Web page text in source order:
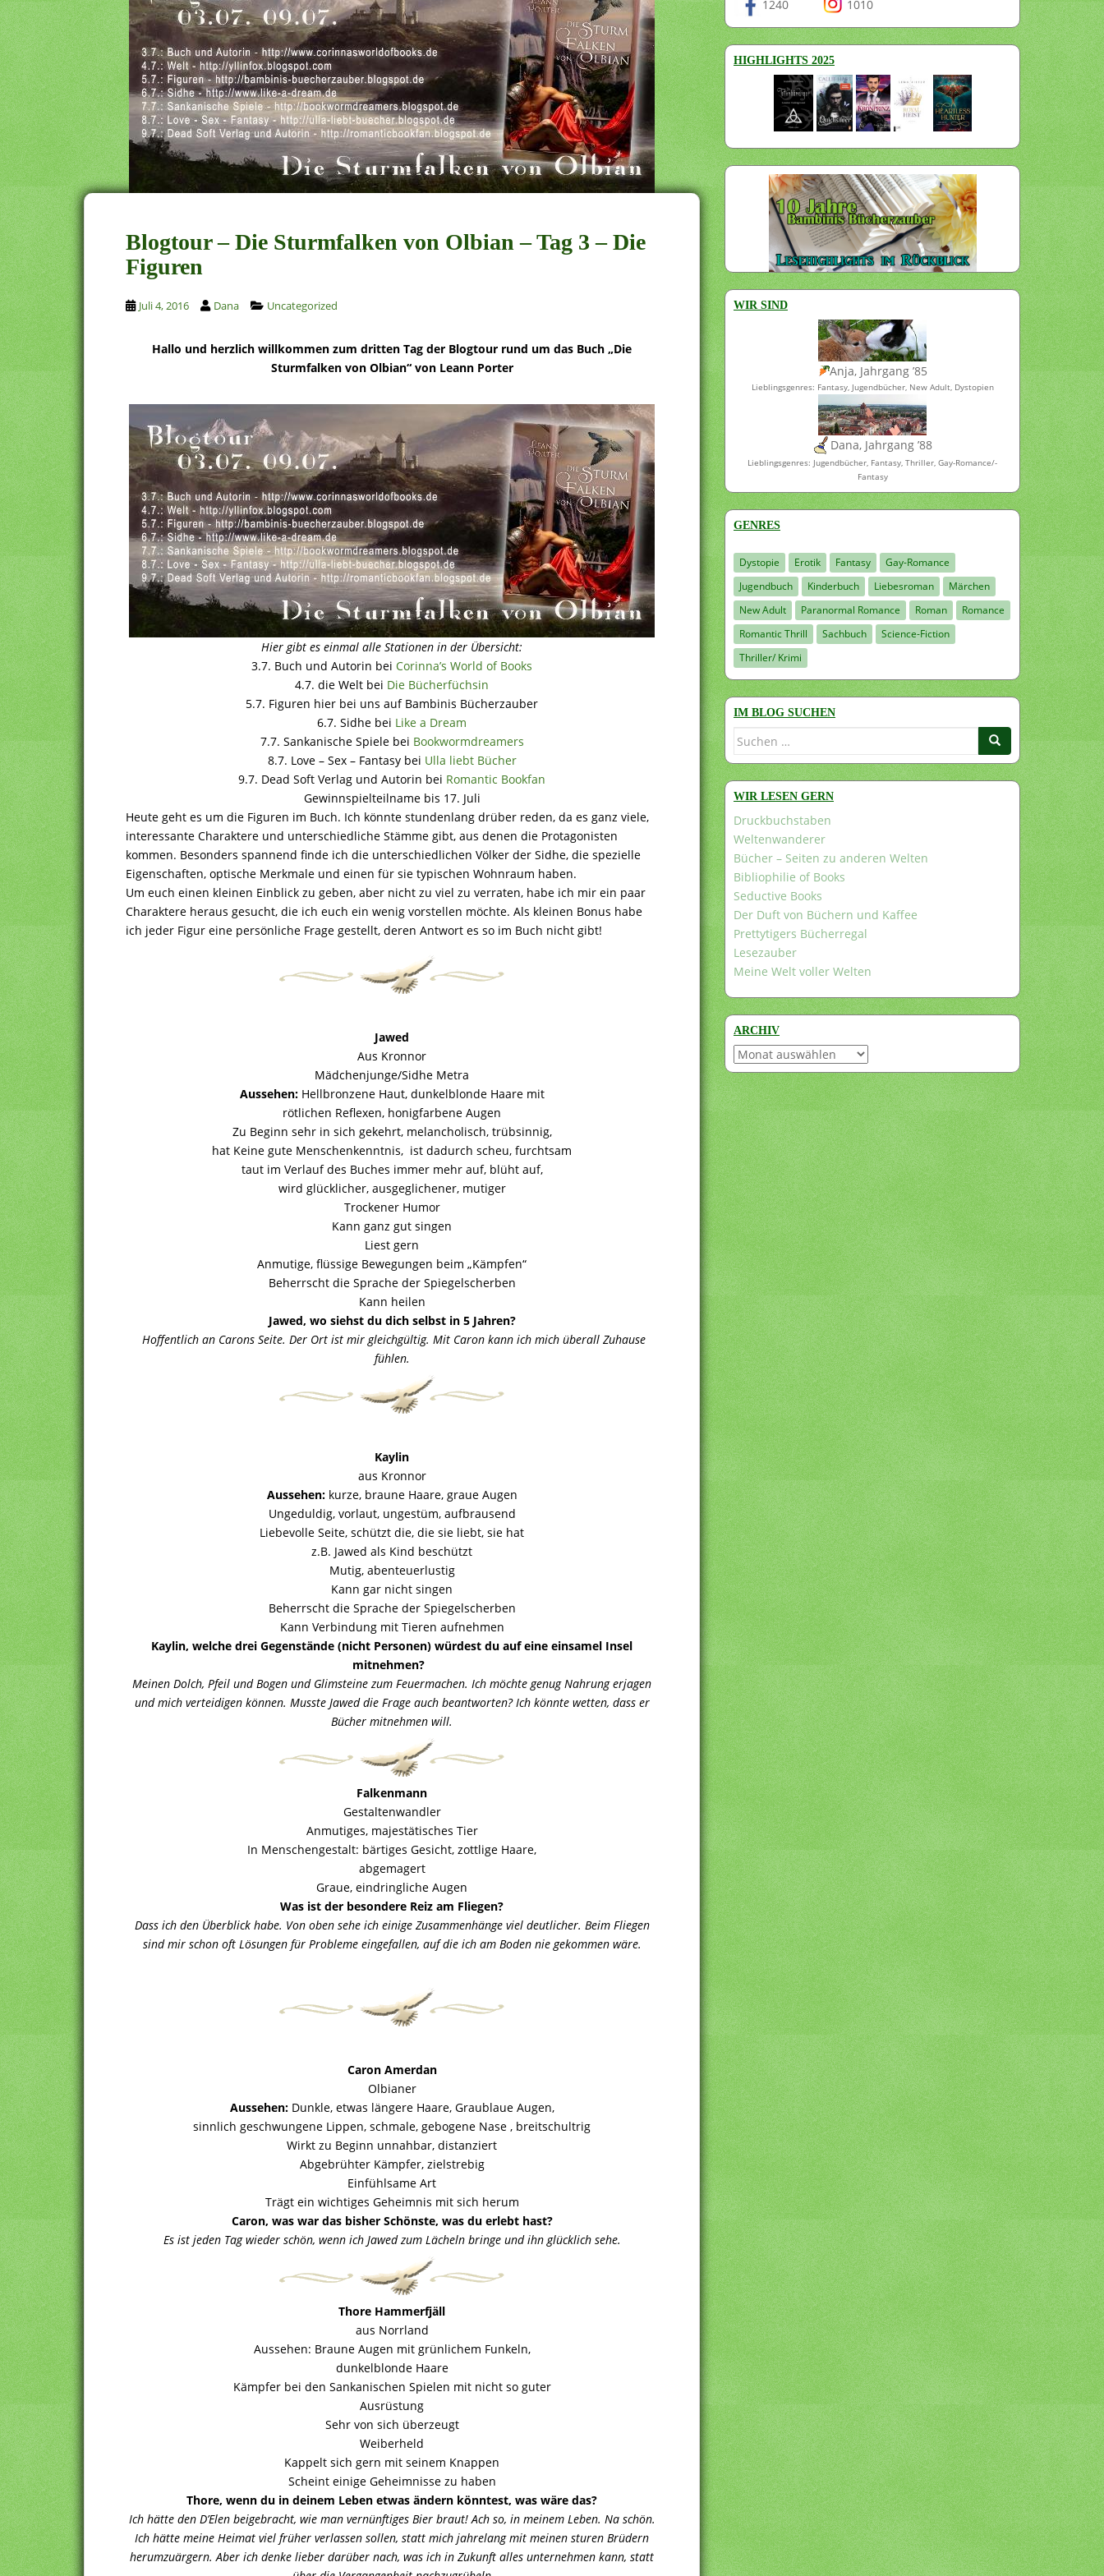
Blogtour – Die Sturmfalken von Olbian – Tag 3 – Die
Figuren
Juli 4, 2016 Dana Uncategorized
Hallo und herzlich willkommen zum dritten Tag der Blogtour rund um das Buch „Die
Sturmfalken von Olbian“ von Leann Porter
Hier gibt es einmal alle Stationen in der Übersicht:
3.7. Buch und Autorin bei Corinna’s World of Books
4.7. die Welt bei Die Bücherfüchsin
5.7. Figuren hier bei uns auf Bambinis Bücherzauber
6.7. Sidhe bei Like a Dream
7.7. Sankanische Spiele bei Bookwormdreamers
8.7. Love – Sex – Fantasy bei Ulla liebt Bücher
9.7. Dead Soft Verlag und Autorin bei Romantic Bookfan
Gewinnspielteilname bis 17. Juli
Heute geht es um die Figuren im Buch. Ich könnte stundenlang drüber reden, da es ganz viele,
interessante Charaktere und unterschiedliche Stämme gibt, aus denen die Protagonisten
kommen. Besonders spannend finde ich die unterschiedlichen Völker der Sidhe, die spezielle
Eigenschaften, optische Merkmale und einen für sie typischen Wohnraum haben.
Um euch einen kleinen Einblick zu geben, aber nicht zu viel zu verraten, habe ich mir ein paar
Charaktere heraus gesucht, die ich euch ein wenig vorstellen möchte. Als kleinen Bonus habe
ich jeder Figur eine persönliche Frage gestellt, deren Antwort es so im Buch nicht gibt!
Jawed
Aus Kronnor
Mädchenjunge/Sidhe Metra
Aussehen:Hellbronzene Haut, dunkelblonde Haare mit
rötlichen Reflexen, honigfarbene Augen
Zu Beginn sehr in sich gekehrt, melancholisch, trübsinnig,
hat Keine gute Menschenkenntnis, ist dadurch scheu, furchtsam
taut im Verlauf des Buches immer mehr auf, blüht auf,
wird glücklicher, ausgeglichener, mutiger
Trockener Humor
Kann ganz gut singen
Liest gern
Anmutige, flüssige Bewegungen beim „Kämpfen“
Beherrscht die Sprache der Spiegelscherben
Kann heilen
Jawed, wo siehst du dich selbst in 5 Jahren?
Hoffentlich an Carons Seite. Der Ort ist mir gleichgültig. Mit Caron kann ich mich überall Zuhause
fühlen.
Kaylin
aus Kronnor
Aussehen:kurze, braune Haare, graue Augen
Ungeduldig, vorlaut, ungestüm, aufbrausend
Liebevolle Seite, schützt die, die sie liebt, sie hat
z.B. Jawed als Kind beschützt
Mutig, abenteuerlustig
Kann gar nicht singen
Beherrscht die Sprache der Spiegelscherben
Kann Verbindung mit Tieren aufnehmen
Kaylin, welche drei Gegenstände (nicht Personen) würdest du auf eine einsamel Insel
mitnehmen?
Meinen Dolch, Pfeil und Bogen und Glimsteine zum Feuermachen. Ich möchte genug Nahrung erjagen
und mich verteidigen können. Musste Jawed die Frage auch beantworten? Ich könnte wetten, dass er
Bücher mitnehmen will.
Falkenmann
Gestaltenwandler
Anmutiges, majestätisches Tier
In Menschengestalt: bärtiges Gesicht, zottlige Haare,
abgemagert
Graue, eindringliche Augen
Was ist der besondere Reiz am Fliegen?
Dass ich den Überblick habe. Von oben sehe ich einige Zusammenhänge viel deutlicher. Beim Fliegen
sind mir schon oft Lösungen für Probleme eingefallen, auf die ich am Boden nie gekommen wäre.
Caron Amerdan
Olbianer
Aussehen:Dunkle, etwas längere Haare, Graublaue Augen,
sinnlich geschwungene Lippen, schmale, gebogene Nase , breitschultrig
Wirkt zu Beginn unnahbar, distanziert
Abgebrühter Kämpfer, zielstrebig
Einfühlsame Art
Trägt ein wichtiges Geheimnis mit sich herum
Caron, was war das bisher Schönste, was du erlebt hast?
Es ist jeden Tag wieder schön, wenn ich Jawed zum Lächeln bringe und ihn glücklich sehe.
Thore Hammerfjäll
aus Norrland
Aussehen: Braune Augen mit grünlichem Funkeln,
dunkelblonde Haare
Kämpfer bei den Sankanischen Spielen mit nicht so guter
Ausrüstung
Sehr von sich überzeugt
Weiberheld
Kappelt sich gern mit seinem Knappen
Scheint einige Geheimnisse zu haben
Thore, wenn du in deinem Leben etwas ändern könntest, was wäre das?
Ich hätte den D’Elen beigebracht, wie man vernünftiges Bier braut! Ach so, in meinem Leben. Na schön.
Ich hätte meine Heimat viel früher verlassen sollen, statt mich jahrelang mit meinen sturen Brüdern
herumzuärgern. Aber ich denke lieber darüber nach, was ich in Zukunft alles unternehmen kann, statt
1240 1010
HIGHLIGHTS 2025
WIR SIND
Anja, Jahrgang ’85
Lieblingsgenres: Fantasy, Jugendbücher, New Adult, Dystopien
Dana, Jahrgang ’88
Lieblingsgenres: Jugendbücher, Fantasy, Thriller, Gay-Romance/-
Fantasy
GENRES
Dystopie Erotik Fantasy
Gay-Romance
Jugendbuch
Kinderbuch Liebesroman
Märchen
New Adult
Paranormal Romance Roman
Romance
Romantic Thrill
Sachbuch
Science-Fiction
Thriller/ Krimi
IM BLOG SUCHEN
Suchen
WIR LESEN GERN
Druckbuchstaben
Weltenwanderer
Bücher – Seiten zu anderen Welten
Bibliophilie of Books
Seductive Books
Der Duft von Büchern und Kaffee
Prettytigers Bücherregal
Lesezauber
Meine Welt voller Welten
ARCHIV
Archiv